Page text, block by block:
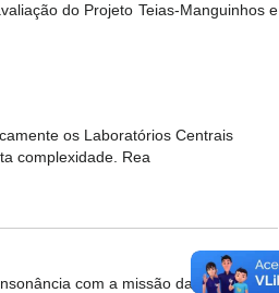
do Projeto Teias-Manguinhos e
os Laboratórios Centrais
complexidade. Rea
com a missão da Fiocruz,